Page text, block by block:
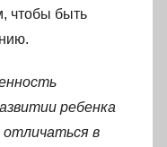
чтобы быть
ребенка
в